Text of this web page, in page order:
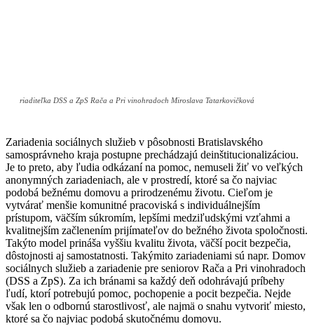
riaditeľka DSS a ZpS Rača a Pri vinohradoch Miroslava Tatarkovičková
Zariadenia sociálnych služieb v pôsobnosti Bratislavského
samosprávneho kraja postupne prechádzajú deinštitucionalizáciou.
Je to preto, aby ľudia odkázaní na pomoc, nemuseli žiť vo veľkých
anonymných zariadeniach, ale v prostredí, ktoré sa čo najviac
podobá bežnému domovu a prirodzenému životu. Cieľom je
vytvárať menšie komunitné pracoviská s individuálnejším
prístupom, väčším súkromím, lepšími medziľudskými vzťahmi a
kvalitnejším začlenením prijímateľov do bežného života spoločnosti.
Takýto model prináša vyššiu kvalitu života, väčší pocit bezpečia,
dôstojnosti aj samostatnosti. Takýmito zariadeniami sú napr. Domov
sociálnych služieb a zariadenie pre seniorov Rača a Pri vinohradoch
(DSS a ZpS). Za ich bránami sa každý deň odohrávajú príbehy
ľudí, ktorí potrebujú pomoc, pochopenie a pocit bezpečia. Nejde
však len o odbornú starostlivosť, ale najmä o snahu vytvoriť miesto,
ktoré sa čo najviac podobá skutočnému domovu.